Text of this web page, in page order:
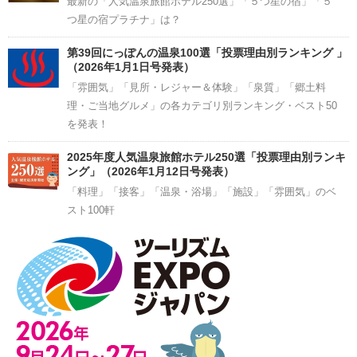
つ星の宿プラチナ」は？
第39回にっぽんの温泉100選「投票理由別ランキング 」
（2026年1月1日号発表）
「雰囲気」「見所・レジャー＆体験」「泉質」「郷土料
理・ご当地グルメ」の各カテゴリ別ランキング・ベスト50
を発表！
2025年度人気温泉旅館ホテル250選「投票理由別ランキ
ング」（2026年1月12日号発表）
「料理」「接客」「温泉・浴場」「施設」「雰囲気」のベ
スト100軒